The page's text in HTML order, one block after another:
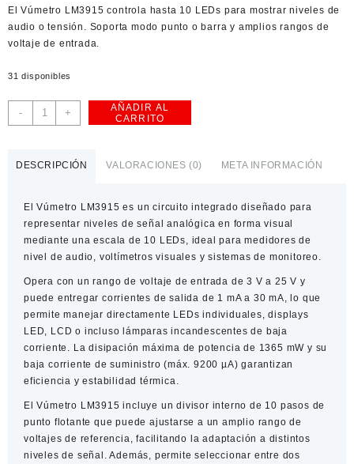
American Dollar
ElVúmetro LM3915 controla hasta 10 LEDs para mostrar niveles de
audio o tensión. Soporta modo punto o barra y amplios rangos de
voltaje de entrada.
31 disponibles
-
Vúmetro
LM3915
de
LED
cantidad
+
AÑADIR AL
CARRITO
DESCRIPCIÓN VALORACIONES (0) META INFORMACIÓN
ElVúmetro LM3915 es un circuito integrado diseñado para
representar niveles de señal analógica en forma visual
mediante una escala de 10 LEDs, ideal para medidores de
nivel de audio, voltímetros visuales y sistemas de monitoreo.
Opera con un rango de voltaje de entrada de 3 V a 25 V y
puede entregarcorrientes de salida de 1 mA a 30 mA, lo que
permite manejar directamente LEDs individuales, displays
LED, LCD o incluso lámparas incandescentes de baja
corriente. La disipación máxima de potencia de 1365 mW y su
baja corriente de suministro (máx. 9200 µA) garantizan
eficiencia y estabilidad térmica.
ElVúmetro LM3915 incluye undivisor interno de 10 pasos de
punto flotante que puede ajustarse a un amplio rango de
voltajes de referencia, facilitando la adaptación a distintos
niveles de señal. Además, permite seleccionar entre dos